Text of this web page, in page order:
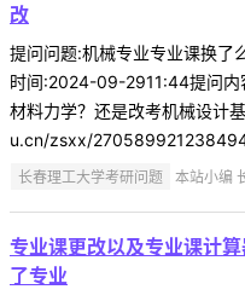
改
提问问题:机械专业专业课换
时间:2024-09-2911:44提问内
材料力学？还是改考机械设计
u.cn/zsxx/
长春理工大学考研问题 本站小编
专业课更改以及专业课计
了专业